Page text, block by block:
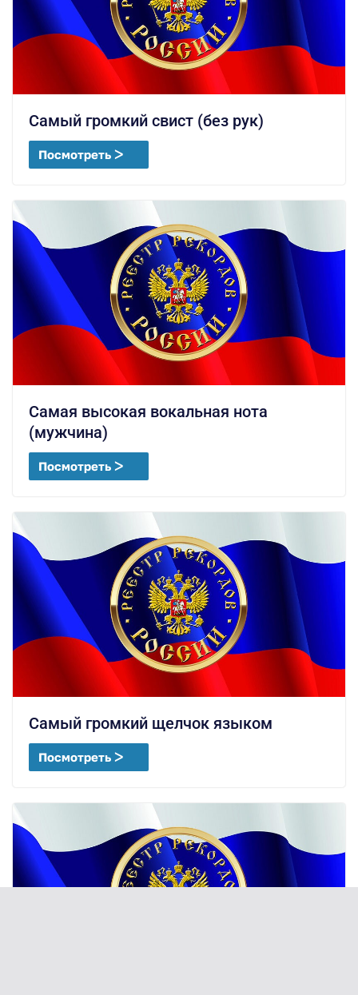
Самый громкий свист (без рук)
Посмотреть ᐳ
Самая высокая вокальная нота
(мужчина)
Посмотреть ᐳ
Самый громкий щелчок языком
Посмотреть ᐳ